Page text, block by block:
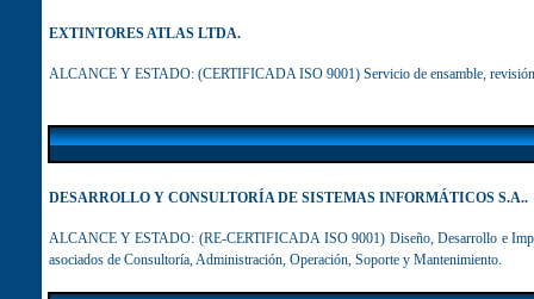
EXTINTORES ATLAS LTDA.
ALCANCE Y ESTADO: (CERTIFICADA ISO 9001) Servicio de ensamble,
DESARROLLO Y CONSULTORÍA DE SISTEMAS INFORMÁTICOS
ALCANCE Y ESTADO: (RE-CERTIFICADA ISO 9001) Diseño, Desarrollo e
asociados de Consultoría, Administración, Operación, Soporte y Mantenimiento.